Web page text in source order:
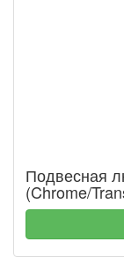
Подвесная
(Chrome/